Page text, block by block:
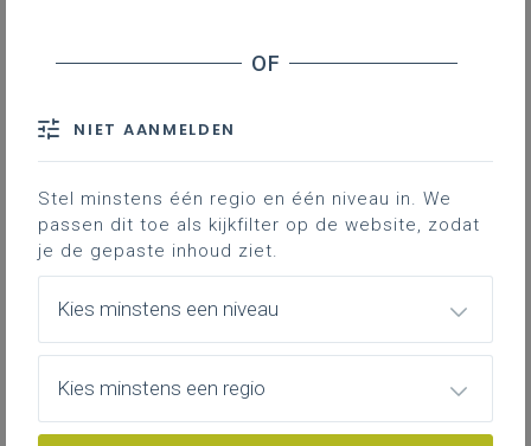
NIET AANMELDEN
Stel minstens één regio en één niveau in. We
passen dit toe als kijkfilter op de website, zodat
je de gepaste inhoud ziet.
Kies minstens een niveau
Kies minstens een regio